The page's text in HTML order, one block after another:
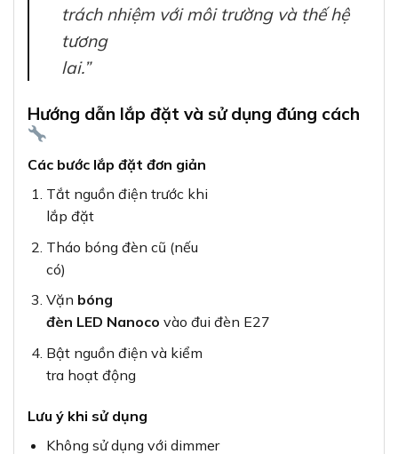
trách nhiệm với môi trường và thế hệ
tương
lai.”
Hướng dẫn lắp đặt và sử dụng đúng cách
Các bước lắp đặt đơn giản
Tắt nguồn điện trước khi
lắp đặt
Tháo bóng đèn cũ (nếu
có)
Vặn bóng
đèn LED Nanoco vào đui đèn E27
Bật nguồn điện và kiểm
tra hoạt động
Lưu ý khi sử dụng
Không sử dụng với dimmer